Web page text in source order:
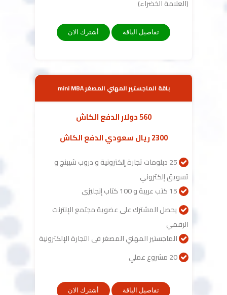
(العلامة الخضراء)
تفاصيل الباقة أشترك الان
باقة الماجستير المهني المصغر mini MBA
560 دولار الدفع الكاش
2300 ريال سعودي الدفع الكاش
25 دبلومات تجارة إلكترونية و دروب شيبنج و
تسويق إلكتروني
15 كتب عربية و 100 كتاب إنجليزى
يحصل المشترك على عضوية مجتمع الإنترنت
الرقمي
الماجستير المهني المصغر فى التجارة الإلكترونية
20 مشروع عملي
تفاصيل الباقة أشترك الان